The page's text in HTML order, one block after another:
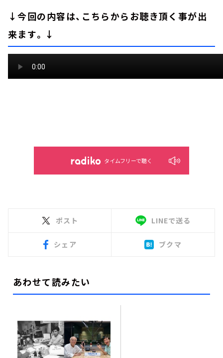
↓今回の内容は、こちらからお聴き頂く事が出
来ます。↓
タイムフリーで聴く
ポスト LINEで送る
シェア ブクマ
あわせて読みたい